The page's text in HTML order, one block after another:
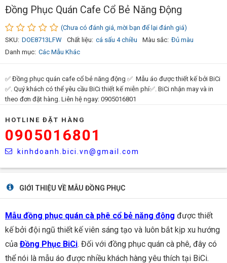
Đồng Phục Quán Cafe Cổ Bẻ Năng Động
(Chưa có đánh giá, mời bạn để lại đánh giá)
SKU: DOE8713LFW Chất liệu: cá sấu 4 chiều Màu sắc: Đủ màu
Danh mục: Các Mẫu Khác
✅ Đồng phục quán cafe cổ bẻ năng động ✅ Mẫu áo được thiết kế bởi BiCi
✅. Quý khách có thể yêu cầu BiCi thiết kế miễn phí✅. BiCi nhận may và in
theo đơn đặt hàng. Liên hệ ngay: 0905016801
HOTLINE ĐẶT HÀNG
0905016801
kinhdoanh.bici.vn@gmail.com
GIỚI THIỆU VỀ MẪU ĐỒNG PHỤC
Mẫu đồng phục quán cà phê cổ bẻ năng động được thiết
kế bởi đội ngũ thiết kế viên sáng tạo và luôn bắt kịp xu hướng
của Đồng Phục BiCi. Đối với đồng phục quán cà phê, đây có
thể nói là mẫu áo được nhiều khách hàng yêu thích tại BiCi.